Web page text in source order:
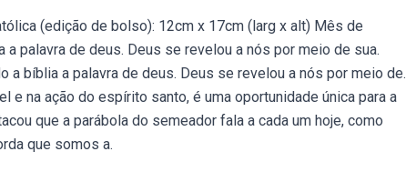
(edição de bolso): 12cm x 17cm (larg x alt) Mês de
palavra de deus. Deus se revelou a nós por meio de sua.
bíblia a palavra de deus. Deus se revelou a nós por meio de.
na ação do espírito santo, é uma oportunidade única para a
que a parábola do semeador fala a cada um hoje, como
que somos a.